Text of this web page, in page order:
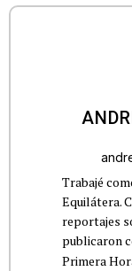
Trabajé
Equilátera.
reportajes
publicaron
Primera